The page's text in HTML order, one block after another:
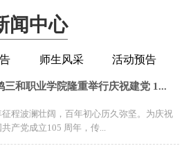
闻中心
师生风采 活动预告
三和职业学院隆重举行庆祝建党 1...
征程波澜壮阔，百年初心历久弥坚。为庆祝
产党成立105 周年，传...